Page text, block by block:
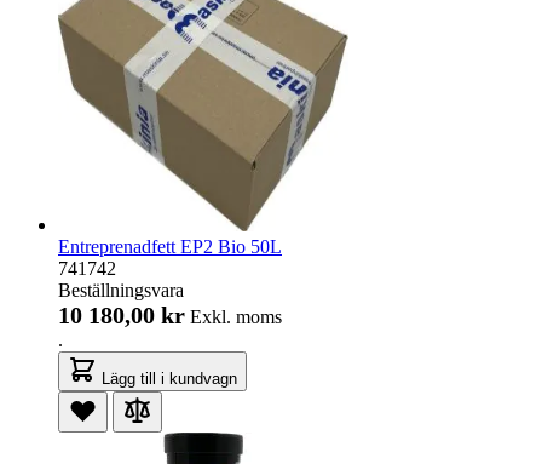
Entreprenadfett EP2 Bio 50L
741742
Beställningsvara
10 180,00 kr Exkl. moms
.
Lägg till i kundvagn